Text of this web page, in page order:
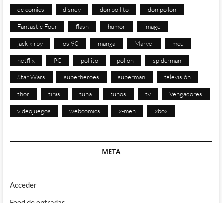
dc comics disney don pollito don pollon
Fantastic Four flash humor image
jack kirby los 90 manga Marvel mcu
netflix PC pollito pollon spiderman
Star Wars superhéroes superman televisión
thor tiras tuna tunos tv Vengadores
videojuegos webcomics x-men xbox
META
Acceder